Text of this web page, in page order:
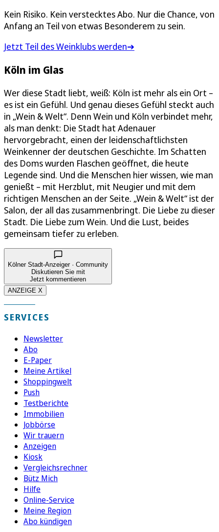
Kein Risiko. Kein verstecktes Abo. Nur die Chance, von
Anfang an Teil von etwas Besonderem zu sein.
Jetzt Teil des Weinklubs werden➔
Köln im Glas
Wer diese Stadt liebt, weiß: Köln ist mehr als ein Ort –
es ist ein Gefühl. Und genau dieses Gefühl steckt auch
in „Wein & Welt“. Denn Wein und Köln verbindet mehr,
als man denkt: Die Stadt hat Adenauer
hervorgebracht, einen der leidenschaftlichsten
Weinkenner der deutschen Geschichte. Im Schatten
des Doms wurden Flaschen geöffnet, die heute
Legende sind. Und die Menschen hier wissen, wie man
genießt – mit Herzblut, mit Neugier und mit dem
richtigen Menschen an der Seite. „Wein & Welt“ ist der
Salon, der all das zusammenbringt. Die Liebe zu dieser
Stadt. Die Liebe zum Wein. Und die Lust, beides
gemeinsam tiefer zu erleben.
Kölner Stadt-Anzeiger · Community
Diskutieren Sie mit
Jetzt kommentieren
ANZEIGE X
SERVICES
Newsletter
Abo
E-Paper
Meine Artikel
Shoppingwelt
Push
Testberichte
Immobilien
Jobbörse
Wir trauern
Anzeigen
Kiosk
Vergleichsrechner
Bütz Mich
Hilfe
Online-Service
Meine Region
Abo kündigen